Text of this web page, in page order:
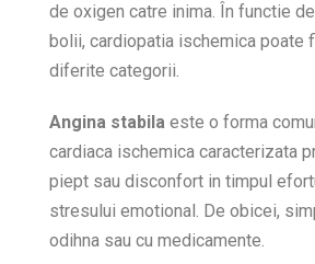
de oxigen catre inima. În functie
bolii, cardiopatia ischemica poate
diferite categorii.
Angina stabila este o forma
cardiaca ischemica caracterizata
piept sau disconfort in timpul
stresului emotional. De obicei,
odihna sau cu medicamente.